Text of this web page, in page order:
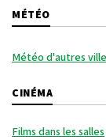
MÉTÉO
Météo d'autres
CINÉMA
Films dans les salles